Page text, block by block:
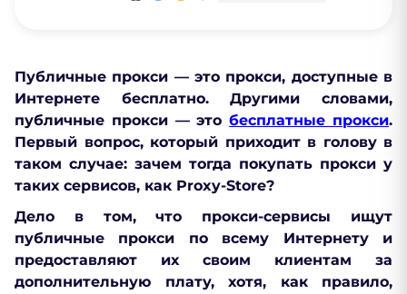
Публичные прокси — это прокси, доступные в
Интернете бесплатно. Другими словами,
публичные прокси — этобесплатные прокси.
Первый вопрос, который приходит в голову в
таком случае: зачем тогда покупать прокси у
таких сервисов, как Proxy-Store?
Дело в том, что прокси-сервисы ищут
публичные прокси по всему Интернету и
предоставляют их своим клиентам за
дополнительную плату, хотя, как правило,